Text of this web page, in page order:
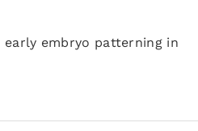
embryo patterning in